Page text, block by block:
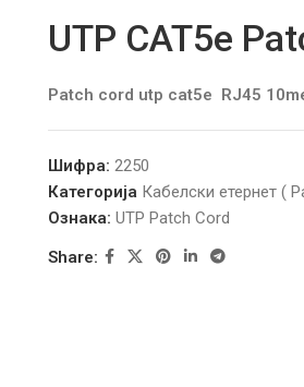
UTP CAT5e
Patch cord utp cat5e RJ45
Шифра: 2250
Категорија Кабелски етернет (
Ознака: UTP Patch Cord
Share: